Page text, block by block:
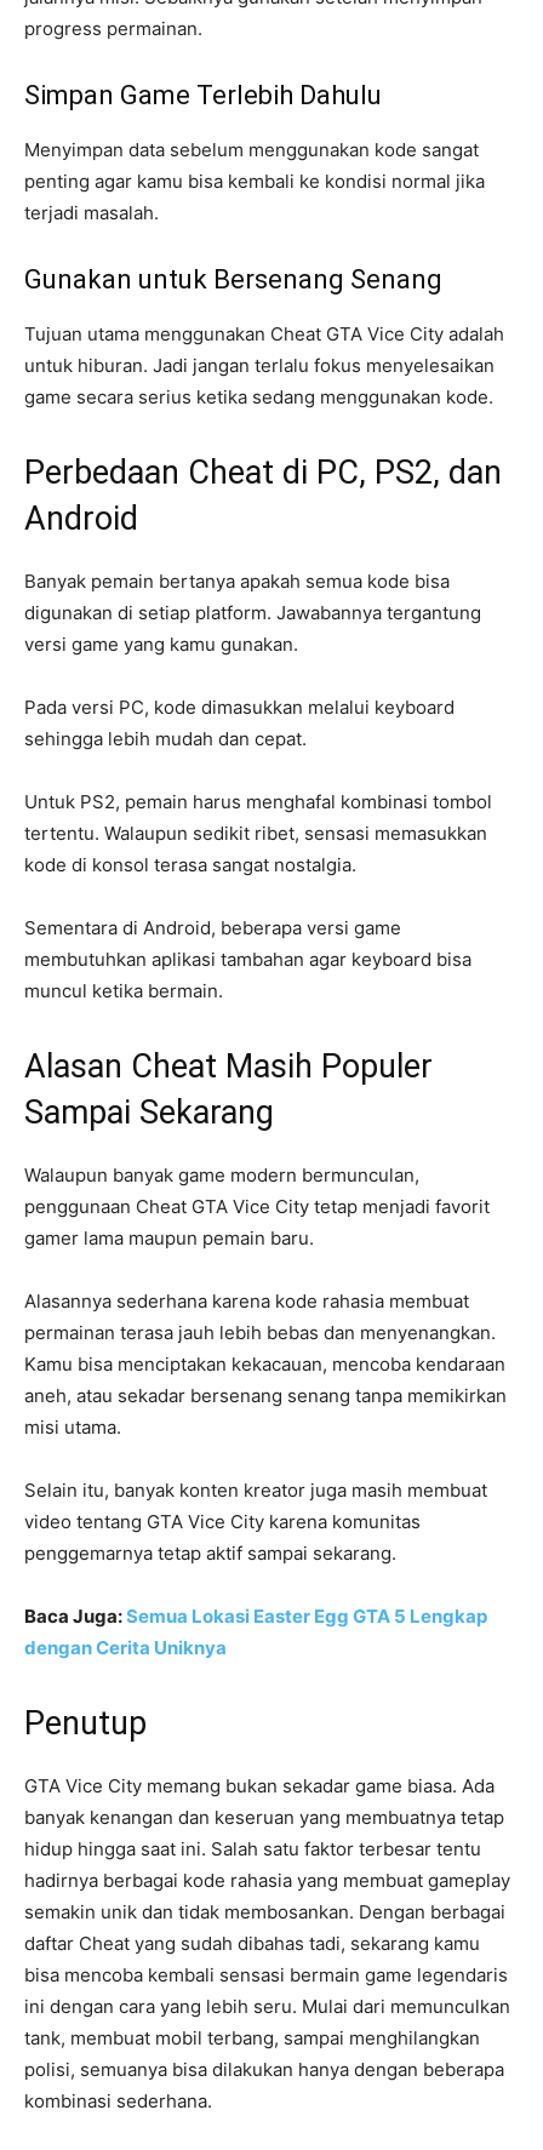
progress permainan.
Simpan Game Terlebih Dahulu
Menyimpan data sebelum menggunakan kode sangat
penting agar kamu bisa kembali ke kondisi normal jika
terjadi masalah.
Gunakan untuk Bersenang Senang
Tujuan utama menggunakan Cheat GTA Vice City adalah
untuk hiburan. Jadi jangan terlalu fokus menyelesaikan
game secara serius ketika sedang menggunakan kode.
Perbedaan Cheat di PC, PS2, dan
Android
Banyak pemain bertanya apakah semua kode bisa
digunakan di setiap platform. Jawabannya tergantung
versi game yang kamu gunakan.
Pada versi PC, kode dimasukkan melalui keyboard
sehingga lebih mudah dan cepat.
Untuk PS2, pemain harus menghafal kombinasi tombol
tertentu. Walaupun sedikit ribet, sensasi memasukkan
kode di konsol terasa sangat nostalgia.
Sementara di Android, beberapa versi game
membutuhkan aplikasi tambahan agar keyboard bisa
muncul ketika bermain.
Alasan Cheat Masih Populer
Sampai Sekarang
Walaupun banyak game modern bermunculan,
penggunaan Cheat GTA Vice City tetap menjadi favorit
gamer lama maupun pemain baru.
Alasannya sederhana karena kode rahasia membuat
permainan terasa jauh lebih bebas dan menyenangkan.
Kamu bisa menciptakan kekacauan, mencoba kendaraan
aneh, atau sekadar bersenang senang tanpa memikirkan
misi utama.
Selain itu, banyak konten kreator juga masih membuat
video tentang GTA Vice City karena komunitas
penggemarnya tetap aktif sampai sekarang.
Baca Juga:Semua Lokasi Easter Egg GTA 5 Lengkap
dengan Cerita Uniknya
Penutup
GTA Vice City memang bukan sekadar game biasa. Ada
banyak kenangan dan keseruan yang membuatnya tetap
hidup hingga saat ini. Salah satu faktor terbesar tentu
hadirnya berbagai kode rahasia yang membuat gameplay
semakin unik dan tidak membosankan. Dengan berbagai
daftar Cheat yang sudah dibahas tadi, sekarang kamu
bisa mencoba kembali sensasi bermain game legendaris
ini dengan cara yang lebih seru. Mulai dari memunculkan
tank, membuat mobil terbang, sampai menghilangkan
polisi, semuanya bisa dilakukan hanya dengan beberapa
kombinasi sederhana.